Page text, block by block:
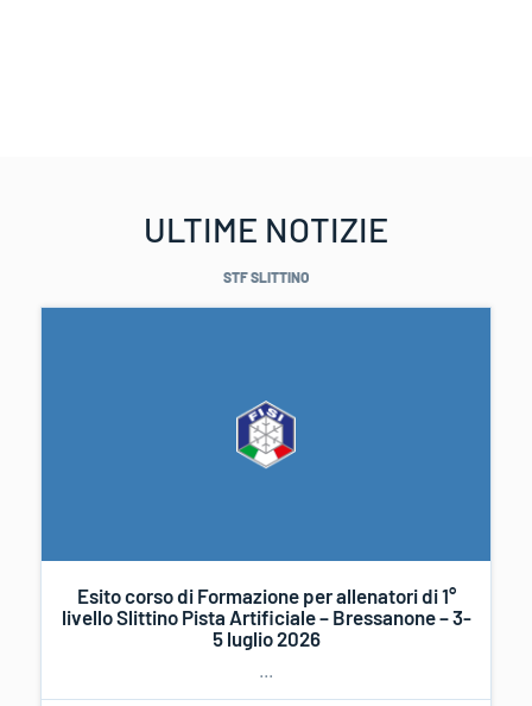
ULTIME NOTIZIE
STF SLITTINO
Esito corso di Formazione per allenatori di 1°
livello Slittino Pista Artificiale – Bressanone – 3-
5 luglio 2026